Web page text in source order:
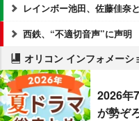
レインボー池田、佐藤佳奈
西鉄、“不適切音声”に声明
オリコン インフォメーシ
2026年
が勢ぞ